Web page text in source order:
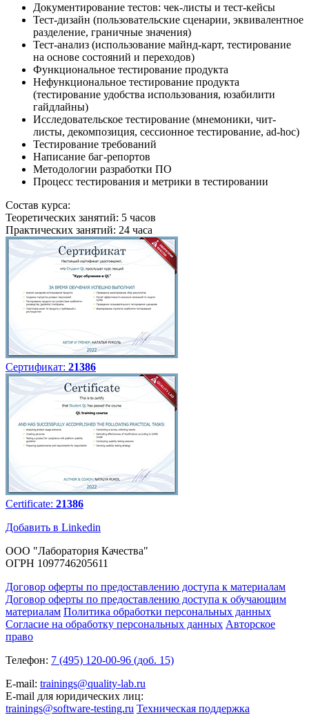
Документирование тестов: чек-листы и тест-кейсы
Тест-дизайн (пользовательские сценарии, эквивалентное
разделение, граничные значения)
Тест-анализ (использование майнд-карт, тестирование
на основе состояний и переходов)
Функциональное тестирование продукта
Нефункциональное тестирование продукта
(тестирование удобства использования, юзабилити
гайдлайны)
Исследовательское тестирование (мнемоники, чит-
листы, декомпозиция, сессионное тестирование, ad-hoc)
Тестирование требований
Написание баг-репортов
Методологии разработки ПО
Процесс тестирования и метрики в тестировании
Состав курса:
Теоретических занятий: 5 часов
Практических занятий: 24 часа
Сертификат: 21386
Certificate: 21386
Добавить в Linkedin
ООО "Лаборатория Качества"
ОГРН 1097746205611
Договор оферты по предоставлению доступа к материалам
Договор оферты по предоставлению доступа к обучающим
материалам Политика обработки персональных данных
Согласие на обработку персональных данных Авторское
право
Телефон: 7 (495) 120-00-96 (доб. 15)
E-mail: trainings@quality-lab.ru
E-mail для юридических лиц:
trainings@software-testing.ru Техническая поддержка